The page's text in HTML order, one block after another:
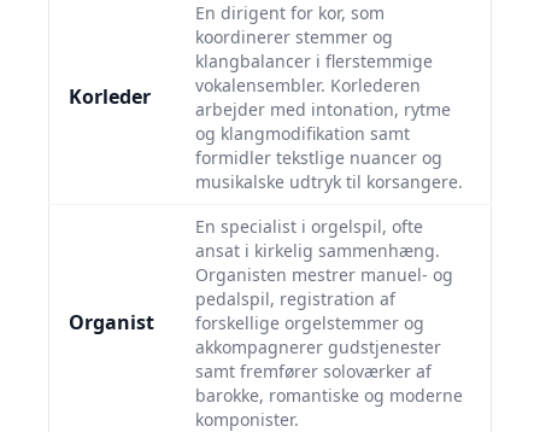
Korleder
En dirigent for kor, som
koordinerer stemmer og
klangbalancer i flerstemmige
vokalensembler. Korlederen
arbejder med intonation, rytme
og klangmodifikation samt
formidler tekstlige nuancer og
musikalske udtryk til korsangere.
Organist
En specialist i orgelspil, ofte
ansat i kirkelig sammenhæng.
Organisten mestrer manuel- og
pedalspil, registration af
forskellige orgelstemmer og
akkompagnerer gudstjenester
samt fremfører soloværker af
barokke, romantiske og moderne
komponister.